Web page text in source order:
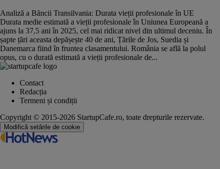
Analiză a Băncii Transilvania: Durata vieții profesionale în UE
Durata medie estimată a vieții profesionale în Uniunea Europeană a
ajuns la 37,5 ani în 2025, cel mai ridicat nivel din ultimul deceniu. În
șapte țări aceasta depășește 40 de ani, Țările de Jos, Suedia și
Danemarca fiind în fruntea clasamentului. România se află la polul
opus, cu o durată estimată a vieții profesionale de...
Contact
Redacția
Termeni și condiții
Copyright © 2015-2026 StartupCafe.ro, toate drepturile rezervate.
Modifică setările de cookie